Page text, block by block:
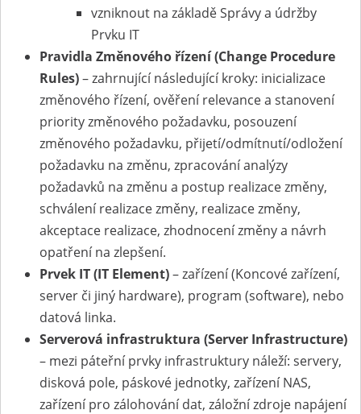
vzniknout na základě Správy a údržby
Prvku IT
Pravidla Změnového řízení (Change Procedure
Rules)– zahrnující následující kroky: inicializace
změnového řízení, ověření relevance a stanovení
priority změnového požadavku, posouzení
změnového požadavku, přijetí/odmítnutí/odložení
požadavku na změnu, zpracování analýzy
požadavků na změnu a postup realizace změny,
schválení realizace změny, realizace změny,
akceptace realizace, zhodnocení změny a návrh
opatření na zlepšení.
Prvek IT (IT Element)– zařízení (Koncové zařízení,
server či jiný hardware), program (software), nebo
datová linka.
Serverová infrastruktura (Server Infrastructure)
– mezi páteřní prvky infrastruktury náleží: servery,
disková pole, páskové jednotky, zařízení NAS,
zařízení pro zálohování dat, záložní zdroje napájení